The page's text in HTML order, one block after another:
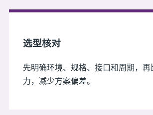
选型核对
先明确环境、规格、接口和周期，
力，减少方案偏差。